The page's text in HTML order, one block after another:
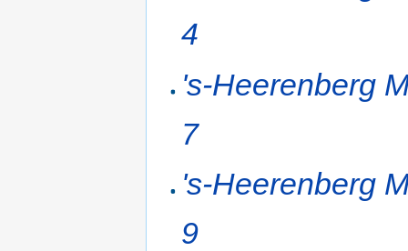
4
's-Heerenberg
7
's-Heerenberg
9